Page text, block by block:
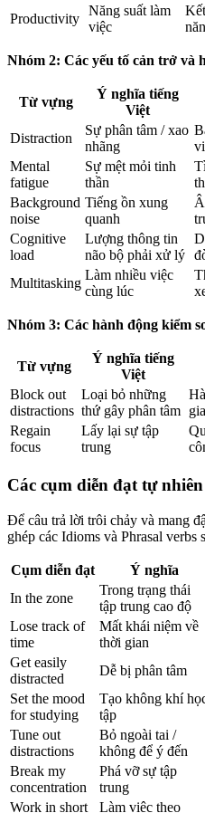
Productivity
Năng suất làm
việc
Nhóm 2: Các yếu tố cản trở và
Từ vựng
Ý nghĩa tiếng
Việt
Distraction
Sự phân tâm / xao
nhãng
Mental
fatigue
Sự mệt mỏi tinh
thần
Background
noise
Tiếng ồn xung
quanh
Cognitive
load
Lượng thông tin
não bộ phải xử lý
Multitasking
Làm nhiều việc
cùng lúc
Nhóm 3: Các hành động kiểm
Từ vựng
Ý nghĩa tiếng
Việt
Block out
distractions
Loại bỏ những
thứ gây phân tâm
Regain
focus
Lấy lại sự tập
trung
Các cụm diễn đạt tự
Để câu trả lời trôi chảy và mang
ghép các Idioms và Phrasal verbs
Cụm diễn đạt Ý nghĩa
In the zone
Trong trạng thái
tập trung cao độ
Lose track of
time
Mất khái niệm về
thời gian
Get easily
distracted
Dễ bị phân tâm
Set the mood
for studying
Tạo không khí
tập
Tune out
distractions
Bỏ ngoài tai /
không để ý đến
Break my
concentration
Phá vỡ sự tập
trung
Work in short
Làm việc theo